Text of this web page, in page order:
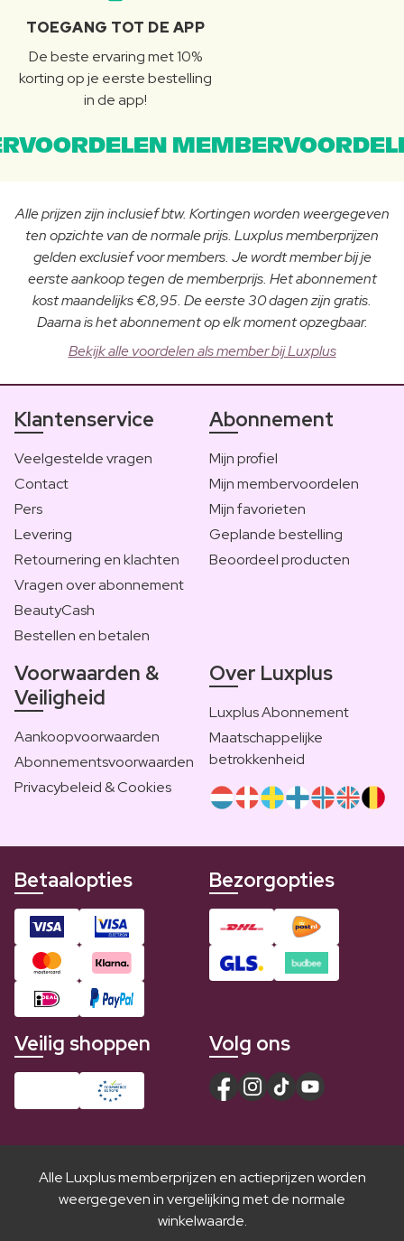
TOEGANG TOT DE APP
De beste ervaring met 10%
korting op je eerste bestelling
in de app!
Alle prijzen zijn inclusief btw. Kortingen worden weergegeven
ten opzichte van de normale prijs. Luxplus memberprijzen
gelden exclusief voor members. Je wordt member bij je
eerste aankoop tegen de memberprijs. Het abonnement
kost maandelijks €8,95. De eerste 30 dagen zijn gratis.
Daarna is het abonnement op elk moment opzegbaar.
Bekijk alle voordelen als member bij Luxplus
Klantenservice
Veelgestelde vragen
Contact
Pers
Levering
Retournering en klachten
Vragen over abonnement
BeautyCash
Bestellen en betalen
Abonnement
Mijn profiel
Mijn membervoordelen
Mijn favorieten
Geplande bestelling
Beoordeel producten
Voorwaarden &
Veiligheid
Aankoopvoorwaarden
Abonnementsvoorwaarden
Privacybeleid & Cookies
Over Luxplus
Luxplus Abonnement
Maatschappelijke
betrokkenheid
Betaalopties Bezorgopties
Veilig shoppen Volg ons
Alle Luxplus memberprijzen en actieprijzen worden
weergegeven in vergelijking met de normale
winkelwaarde.